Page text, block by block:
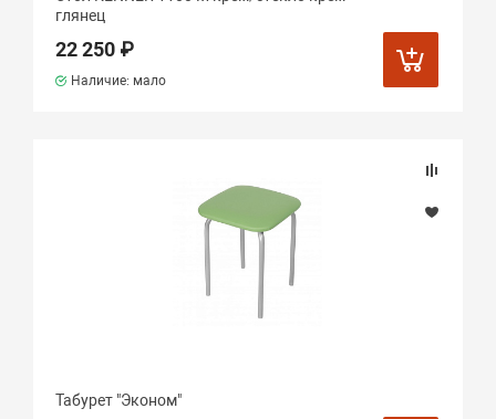
глянец
22 250 ₽
Наличие: мало
Табурет "Эконом"